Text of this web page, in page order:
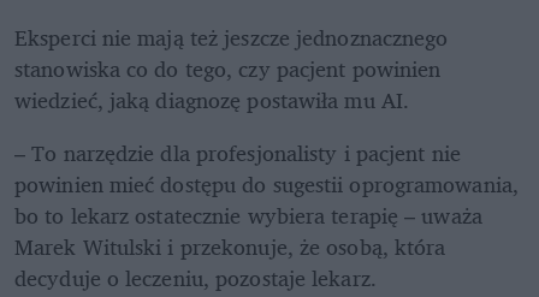
Eksperci nie mają też jeszcze jednoznacznego
stanowiska co do tego, czy pacjent powinien
wiedzieć, jaką diagnozę postawiła mu AI.
– To narzędzie dla profesjonalisty i pacjent nie
powinien mieć dostępu do sugestii oprogramowania,
bo to lekarz ostatecznie wybiera terapię – uważa
Marek Witulski i przekonuje, że osobą, która
decyduje o leczeniu, pozostaje lekarz.